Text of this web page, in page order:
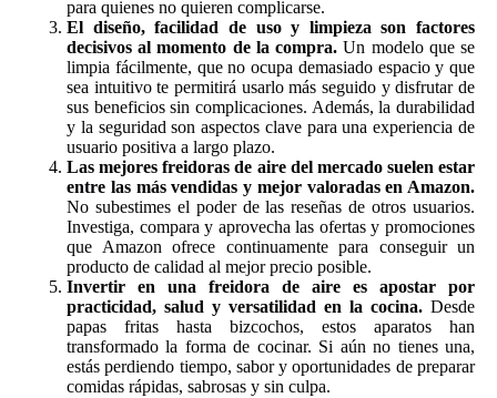
para quienes no quieren complicarse.
El diseño, facilidad de uso y limpieza son factores
decisivos al momento de la compra. Un modelo que se
limpia fácilmente, que no ocupa demasiado espacio y que
sea intuitivo te permitirá usarlo más seguido y disfrutar de
sus beneficios sin complicaciones. Además, la durabilidad
y la seguridad son aspectos clave para una experiencia de
usuario positiva a largo plazo.
Las mejores freidoras de aire del mercado suelen estar
entre las más vendidas y mejor valoradas en Amazon.
No subestimes el poder de las reseñas de otros usuarios.
Investiga, compara y aprovecha las ofertas y promociones
que Amazon ofrece continuamente para conseguir un
producto de calidad al mejor precio posible.
Invertir en una freidora de aire es apostar por
practicidad, salud y versatilidad en la cocina. Desde
papas fritas hasta bizcochos, estos aparatos han
transformado la forma de cocinar. Si aún no tienes una,
estás perdiendo tiempo, sabor y oportunidades de preparar
comidas rápidas, sabrosas y sin culpa.